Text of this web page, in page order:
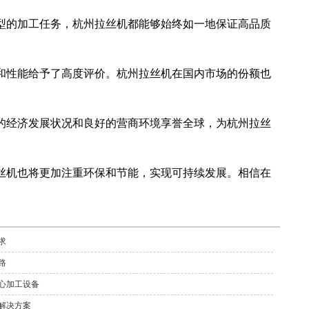
加工任务，杭州拉丝机都能够始终如一地保证高品质
能给予了高度评价。杭州拉丝机在国内市场的份额也
济发展状况和良好的营商环境享誉全球，为杭州拉丝
也将更加注重环保和节能，实现可持续发展。相信在
加工设备
决方案